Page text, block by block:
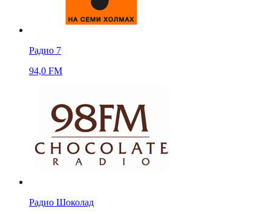
Радио 7
94,0 FM
Радио Шоколад